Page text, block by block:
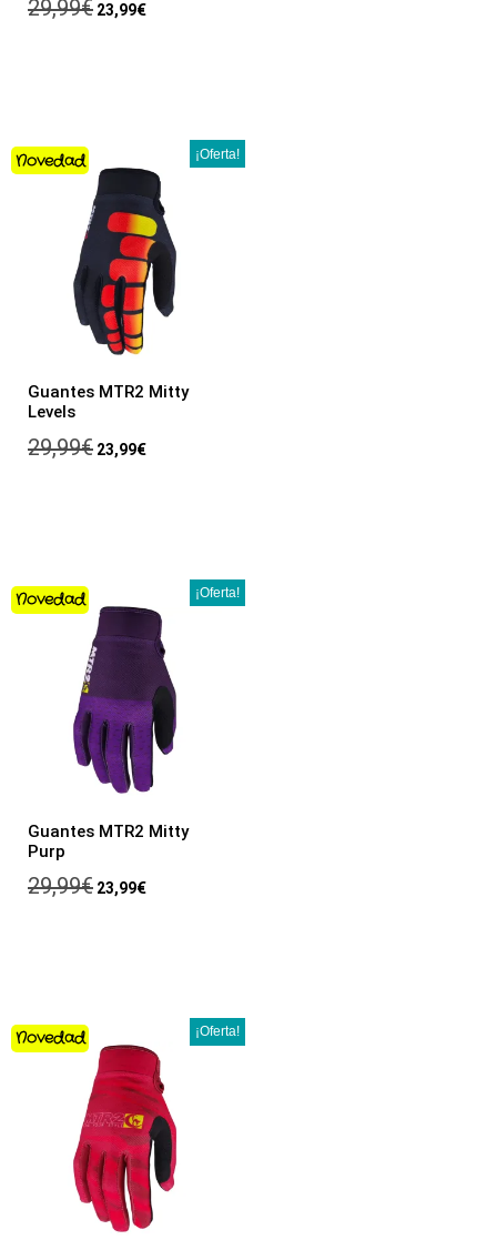
29,99€ 23,99€
¡Oferta!
Novedad
Guantes MTR2 Mitty
Levels
29,99€ 23,99€
¡Oferta!
Novedad
Guantes MTR2 Mitty
Purp
29,99€ 23,99€
¡Oferta!
Novedad